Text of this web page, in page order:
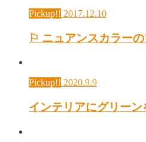
Pickup!! 2017.12.10
⚐ ニュアンスカラー
Pickup!! 2020.9.9
インテリアにグリーン